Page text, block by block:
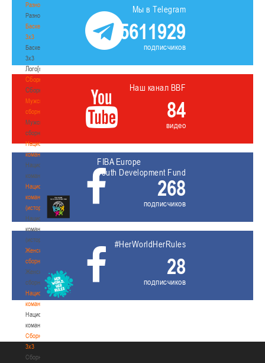
Разное
Разное
Баскетбол
3х3
Баскетбол
3х3
Лого[modid=121]
Сборные
Сборные
Мужские
сборные
Мужские
сборные
Национальная
команда
Национальная
команда
Национальная
команда
(история)
Национальная
команда
(история)
Женские
сборные
Женские
сборные
Национальная
команда
Национальная
команда
Сборные
3х3
Сборные
Мы в Telegram
5611929
подписчиков
Наш канал BBF
84
видео
FIBA Europe
Youth Development Fund
268
подписчиков
#HerWorldHerRules
28
подписчиков